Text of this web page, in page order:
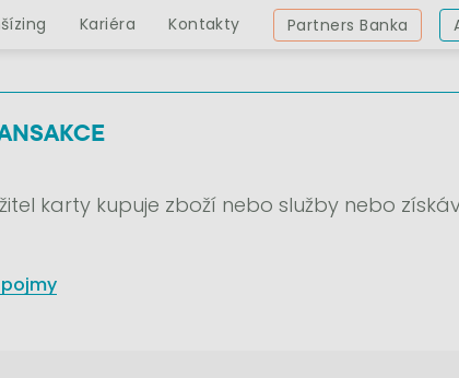
Kariéra Kontakty Partners Banka
karty kupuje zboží nebo služby nebo